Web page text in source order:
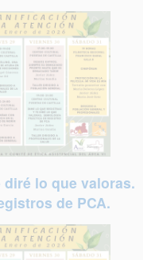
lo que valoras.
de PCA.